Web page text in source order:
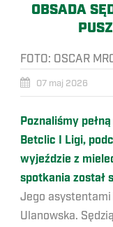
OBSADA
FOTO: OSCAR
07 maj 2026
Poznaliśmy
Betclic I Ligi,
wyjeździe z
spotkania został
Jego
Ulanowska.